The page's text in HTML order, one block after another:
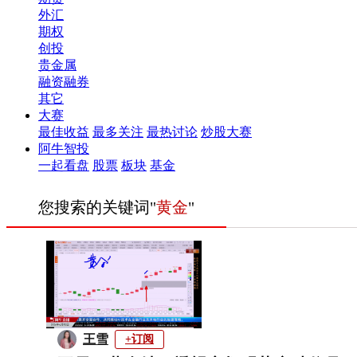
外汇
期权
创投
贵金属
融资融券
其它
大赛
最佳收益 最多关注 最热讨论 炒股大赛
阿牛智投
一起看盘 股票 板块 基金
您搜索的关键词"黄金"
王雪 +订阅